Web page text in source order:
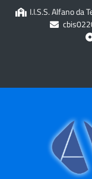
contenutoI.I.S.S. Alfano da